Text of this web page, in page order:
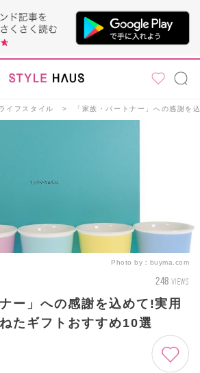
ライフスタイル 「家族・パートナー」への感謝
Photo by： buyma.com
248 VIEWS
ー」への感謝を込めて!実用
たギフトおすすめ10選